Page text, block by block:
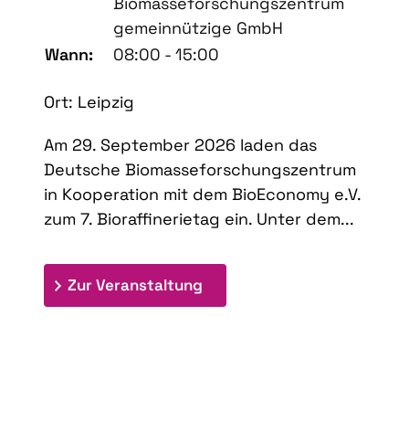
gemeinnützige GmbH
Wann:
08:00 - 15:00
Ort: Leipzig
Am 29. September 2026 laden das
Deutsche Biomasseforschungszentrum
in Kooperation mit dem BioEconomy e.V.
zum 7. Bioraffinerietag ein. Unter dem...
Zur Veranstaltung